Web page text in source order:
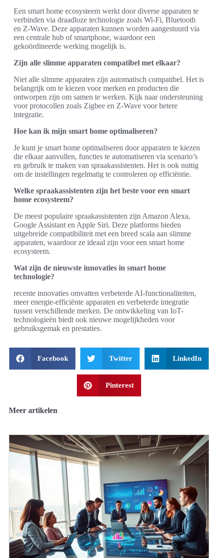
Een smart home ecosysteem werkt door diverse apparaten te
verbinden via draadloze technologie zoals Wi-Fi, Bluetooth
en Z-Wave. Deze apparaten kunnen worden aangestuurd via
een centrale hub of smartphone, waardoor een
gekoördineerde werking mogelijk is.
Zijn alle slimme apparaten compatibel met elkaar?
Niet alle slimme apparaten zijn automatisch compatibel. Het is
belangrijk om te kiezen voor merken en producten die
ontworpen zijn om samen te werken. Kijk naar ondersteuning
voor protocollen zoals Zigbee en Z-Wave voor betere
integratie.
Hoe kan ik mijn smart home optimaliseren?
Je kunt je smart home optimaliseren door apparaten te kiezen
die elkaar aanvullen, functies te automatiseren via scenario’s
en gebruik te maken van spraakassistenten. Het is ook nuttig
om de instellingen regelmatig te controleren op efficiëntie.
Welke spraakassistenten zijn het beste voor een smart
home ecosysteem?
De meest populaire spraakassistenten zijn Amazon Alexa,
Google Assistant en Apple Siri. Deze platforms bieden
uitgebreide compatibiliteit met een breed scala aan slimme
apparaten, waardoor ze ideaal zijn voor een smart home
ecosysteem.
Wat zijn de nieuwste innovaties in smart home
technologie?
recente innovaties omvatten verbeterde AI-functionaliteiten,
meer energie-efficiënte apparaten en verbeterde integratie
tussen verschillende merken. De ontwikkeling van IoT-
technologieën biedt ook nieuwe mogelijkheden voor
gebruiksgemak en prestaties.
Facebook Twitter LinkedIn
Pinterest
Meer artikelen